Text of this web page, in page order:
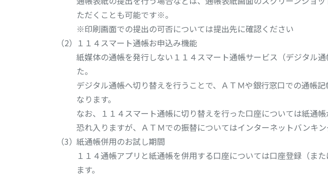
ただくことも可能です※。
※印刷画面での提出の可否については提出先に確認ください
１１４スマート通帳お申込み機能
紙媒体の通帳を発行しない１１４スマート通帳サービス（デジタル
た。
デジタル通帳へ切り替えを行うことで、ＡＴＭや銀行窓口での通帳
なります。
なお、１１４スマート通帳に切り替えを行った口座については紙通帳
恐れ入りますが、ＡＴＭでの振替についてはインターネットバンキ
紙通帳併用のお試し期間
１１４通帳アプリと紙通帳を併用する口座については口座登録（
ます。